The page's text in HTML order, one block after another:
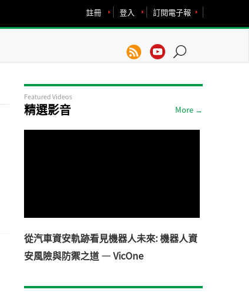
訂閱電子報
登入
註冊
Featured Videos
精選影音 More →
從汽車資安軌跡看見機器人未來: 機器人資
安風險與防禦之道 — VicOne